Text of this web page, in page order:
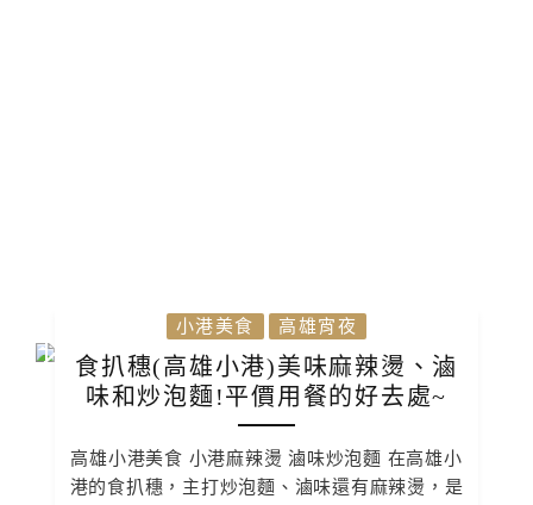
小港美食 高雄宵夜
食扒穗(高雄小港)美味麻辣燙、滷
味和炒泡麵!平價用餐的好去處~
高雄小港美食 小港麻辣燙 滷味炒泡麵 在高雄小
港的食扒穗，主打炒泡麵、滷味還有麻辣燙，是